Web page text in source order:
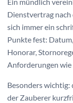
Ein mündlich
Dienstvertrag
sich immer ein
Punkte fest:
Honorar,
Anforderungen
Besonders wichtig:
der Zauberer